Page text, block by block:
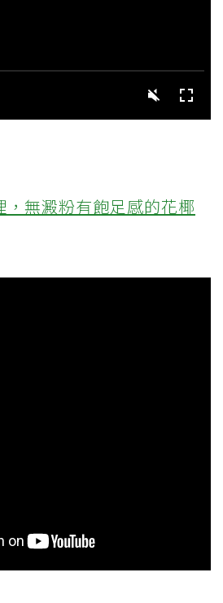
無澱粉有飽足感的花椰